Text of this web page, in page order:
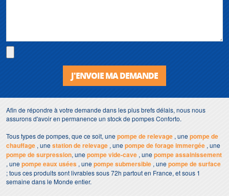
J'ENVOIE MA DEMANDE
Afin de répondre à votre demande dans les plus brefs délais, nous nous
assurons d'avoir en permanence un stock de pompes Conforto.
Tous types de pompes, que ce soit, unepompe de relevage , unepompe de
chauffage , unestation de relevage , unepompe de forage immergée , une
pompe de surpression, unepompe vide-cave , unepompe assainissement
, unepompe eaux usées , unepompe submersible , unepompe de surface
; tous ces produits sont livrables sous 72h partout en France, et sous 1
semaine dans le Monde entier.